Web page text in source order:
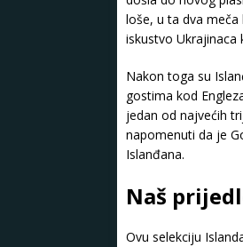
loše, u ta dva
iskustvo
Nakon toga su
gostima kod
jedan od najvećih
napomenuti da je
Islanđana.
Naš
Ovu selekciju